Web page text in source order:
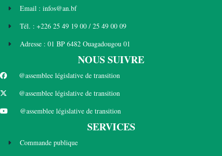
Email : infos@an.bf
Tél. : +226 25 49 19 00 / 25 49 00 09
Adresse : 01 BP 6482 Ouagadougou 01
NOUS SUIVRE
@assemblee législative de transition
@assemblee législative de transition
@assemblee législative de transition
SERVICES
Commande publique